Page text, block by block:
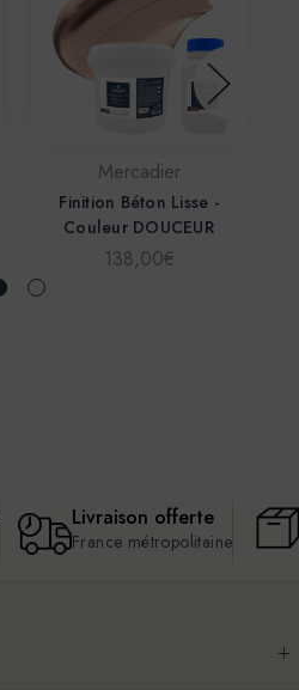
Mercadier
Finition Béton Lisse -
Couleur DOUCEUR
138,00€
Livraison offerte
France métropolitaine